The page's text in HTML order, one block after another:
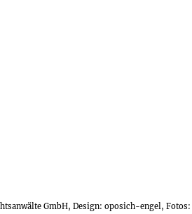
GmbH, Design: oposich-engel, Fotos: